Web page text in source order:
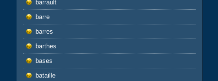
barrault
barre
barres
barthes
bases
bataille